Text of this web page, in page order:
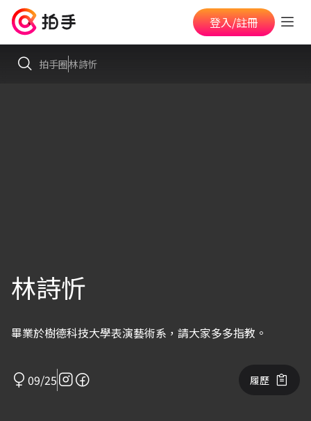
登入/註冊
拍手圈林詩忻
林詩忻
畢業於樹德科技大學表演藝術系，請大家多多指教。
09/25 履歷